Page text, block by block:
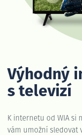
Výhodný
s televizí
K internetu od WIA si
vám umožní sledovat